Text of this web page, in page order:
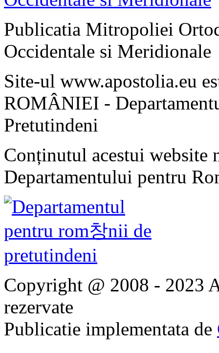
Publicatia Mitropoliei
Occidentale si Meridionale
Site-ul www.apostolia.eu
ROMÂNIEI -
Pretutindeni
Conținutul acestui website
Departamentului pentru
Copyright @ 2008 - 2023
rezervate
Publicatie implementata de